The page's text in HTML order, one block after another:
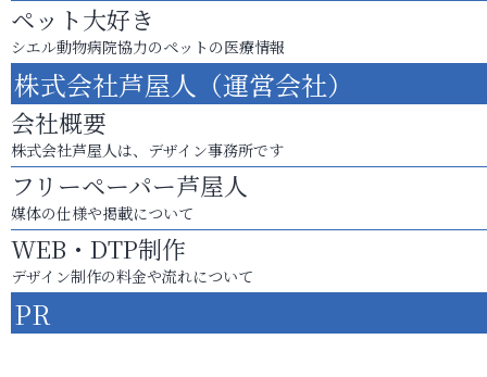
ペット大好き
シエル動物病院協力のペットの医療情報
株式会社芦屋人（運営会社）
会社概要
株式会社芦屋人は、デザイン事務所です
フリーペーパー芦屋人
媒体の仕様や掲載について
WEB・DTP制作
デザイン制作の料金や流れについて
PR